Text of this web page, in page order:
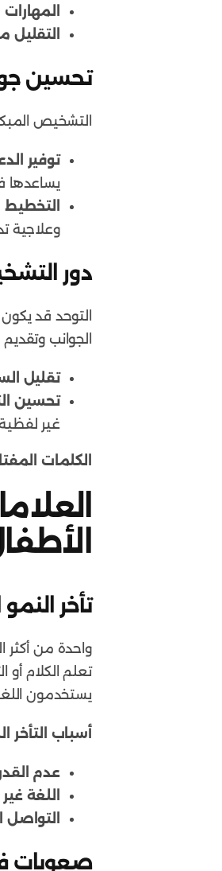
التقليل
تحسين
التشخيص
توفير
يساعدها
وعلاجية
دور
التوحد قد
الجوانب
تقليل
تحسين
غير
الكلمات
تأخر
واحدة من
تعلم الكلام
يستخدمون
أسباب التأخر
عدم
اللغة
صعوبات